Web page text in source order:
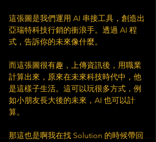
這張圖是我們運用 AI 串接工具，創造出
亞瑞特科技行銷的衝浪手。透過 AI 程
式，告訴你的未來像什麼。
而這張圖很有趣，上傳資訊後，用職業
計算出來，原來在未來科技時代中，他
是這樣子生活。這可以玩很多方式，例
如小朋友長大後的未來，AI 也可以計
算。
那這也是啊我在找 Solution 的時候帶回